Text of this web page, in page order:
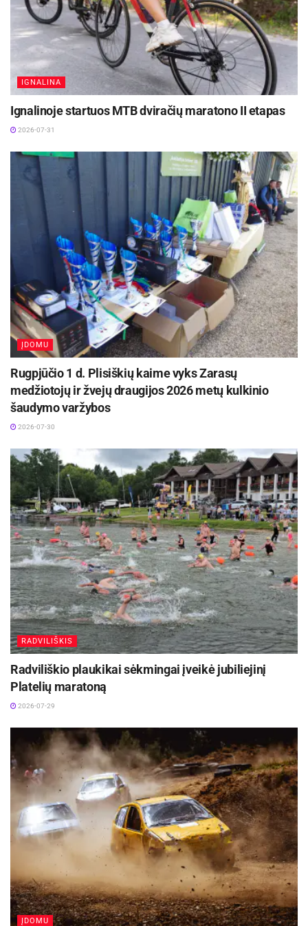
IGNALINA
Ignalinoje startuos MTB dviračių maratono II etapas
2026-07-31
ĮDOMU
Rugpjūčio 1 d. Plisiškių kaime vyks Zarasų
medžiotojų ir žvejų draugijos 2026 metų kulkinio
šaudymo varžybos
2026-07-30
RADVILIŠKIS
Radviliškio plaukikai sėkmingai įveikė jubiliejinį
Platelių maratoną
2026-07-29
ĮDOMU